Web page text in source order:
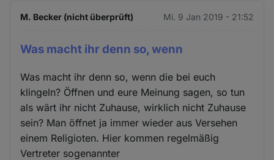
M. Becker (nicht überprüft) Mi. 9 Jan 2019 - 21:52
Was macht ihr denn so, wenn
Was macht ihr denn so, wenn die bei euch
klingeln? Öffnen und eure Meinung sagen, so tun
als wärt ihr nicht Zuhause, wirklich nicht Zuhause
sein? Man öffnet ja immer wieder aus Versehen
einem Religioten. Hier kommen regelmäßig
Vertreter sogenannter